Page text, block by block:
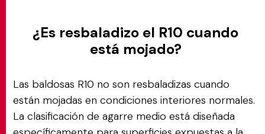
¿Es resbaladizo el R10 cuando
está mojado?
Las baldosas R10 no son resbaladizas cuando
están mojadas en condiciones interiores normales.
La clasificación de agarre medio está diseñada